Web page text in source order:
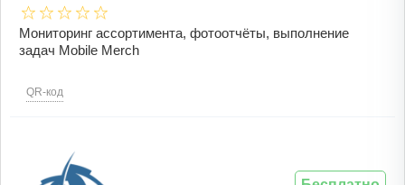
Мониторинг ассортимента, фотоотчёты, выполнение
задач Mobile Merch
QR-код